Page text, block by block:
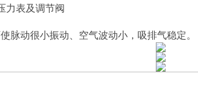
力表及调节阀
脉动很小振动、空气波动小，吸排气稳定。